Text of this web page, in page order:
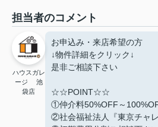
担当者のコメント
ハウスガレ
ージ 池
袋店
お申込み・来店希望の方
↓物件詳細をクリック↓
是非ご相談下さい
☆☆POINT☆☆
①仲介料50%OFF～
②社会福祉法人『東京チャ